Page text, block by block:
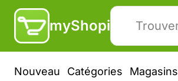
myShopi
Nouveau Catégories Magasins